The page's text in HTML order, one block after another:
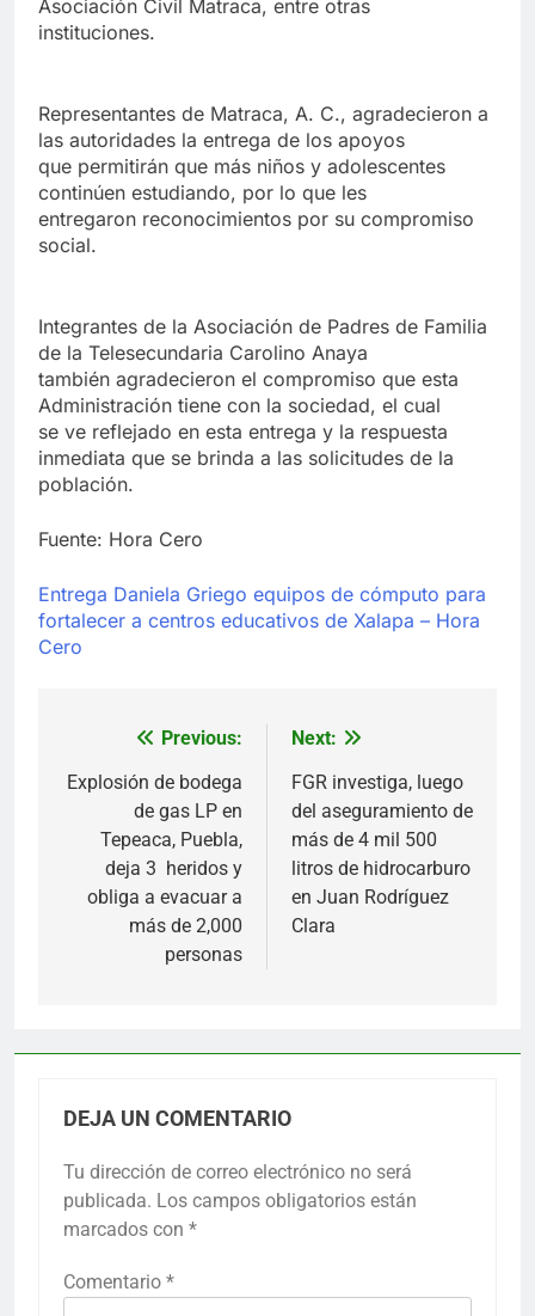
Asociación Civil Matraca, entre otras
instituciones.
Representantes de Matraca, A. C., agradecieron a
las autoridades la entrega de los apoyos
que permitirán que más niños y adolescentes
continúen estudiando, por lo que les
entregaron reconocimientos por su compromiso
social.
Integrantes de la Asociación de Padres de Familia
de la Telesecundaria Carolino Anaya
también agradecieron el compromiso que esta
Administración tiene con la sociedad, el cual
se ve reflejado en esta entrega y la respuesta
inmediata que se brinda a las solicitudes de la
población.
Fuente: Hora Cero
Entrega Daniela Griego equipos de cómputo para
fortalecer a centros educativos de Xalapa – Hora
Cero
Navegación
de
entradas
Previous:
Explosión de bodega
de gas LP en
Tepeaca, Puebla,
deja 3 heridos y
obliga a evacuar a
más de 2,000
personas
Next:
FGR investiga, luego
del aseguramiento de
más de 4 mil 500
litros de hidrocarburo
en Juan Rodríguez
Clara
DEJA UN COMENTARIO
Tu dirección de correo electrónico no será
publicada. Los campos obligatorios están
marcados con *
Comentario *